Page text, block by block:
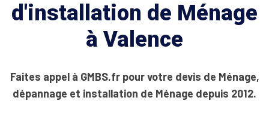
d'installation de Ménage
à Valence
Faites appel à GMBS.fr pour votre devis de Ménage,
dépannage et installation de Ménage depuis 2012.